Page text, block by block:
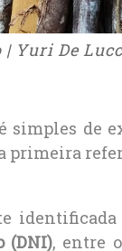
| Yuri De
simples de
primeira
identificada
(DNI), entre